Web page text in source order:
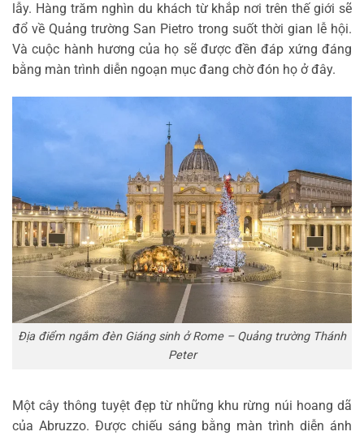
lẫy. Hàng trăm nghìn du khách từ khắp nơi trên thế giới sẽ
đổ về Quảng trường San Pietro trong suốt thời gian lễ hội.
Và cuộc hành hương của họ sẽ được đền đáp xứng đáng
bằng màn trình diễn ngoạn mục đang chờ đón họ ở đây.
Địa điểm ngắm đèn Giáng sinh ở Rome – Quảng trường Thánh
Peter
Một cây thông tuyệt đẹp từ những khu rừng núi hoang dã
của Abruzzo. Được chiếu sáng bằng màn trình diễn ánh